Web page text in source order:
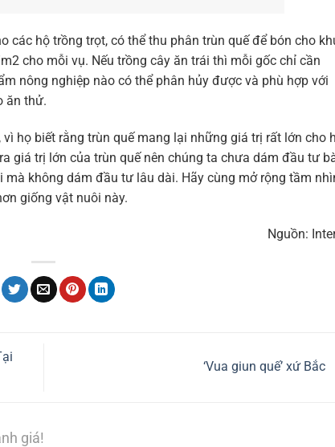
các hộ trồng trọt, có thể thu phân trùn quế để bón cho
cho mỗi vụ. Nếu trồng cây ăn trái thì mỗi gốc chỉ cần
nông nghiệp nào có thể phân hủy được và phù hợp với
ăn thử.
họ biết rằng trùn quế mang lại những giá trị rất lớn cho
giá trị lớn của trùn quế nên chúng ta chưa dám đầu tư
không dám đầu tư lâu dài. Hãy cùng mở rộng tầm
giống vật nuôi này.
Nguồn:
‘Vua giun quế’ xứ Bắc
giá!